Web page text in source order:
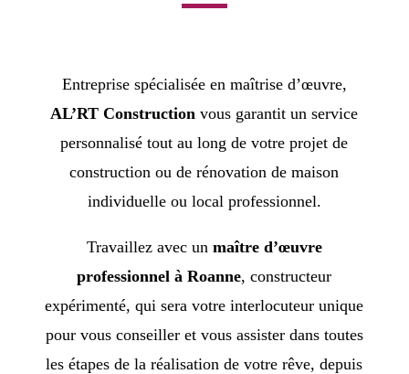
Entreprise spécialisée en maîtrise d’œuvre,
AL’RT Construction vous garantit un service
personnalisé tout au long de votre projet de
construction ou de rénovation de maison
individuelle ou local professionnel.
Travaillez avec un maître d’œuvre
professionnel à Roanne, constructeur
expérimenté, qui sera votre interlocuteur unique
pour vous conseiller et vous assister dans toutes
les étapes de la réalisation de votre rêve, depuis